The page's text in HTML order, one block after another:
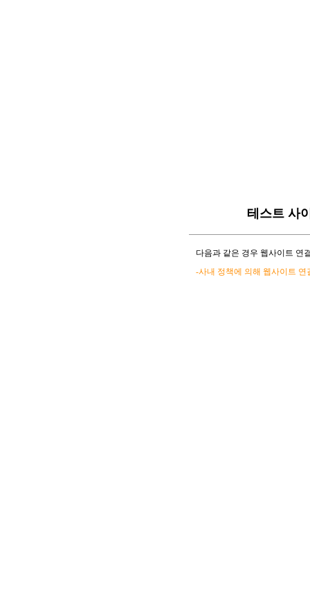
테스트 사
다음과 같은 경우 웹사이트 연
-사내 정책에 의해 웹사이트